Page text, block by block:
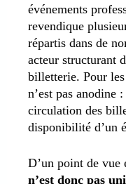
événements
revendique
répartis dans de
acteur structurant
billetterie. Pour
n’est pas anodine
circulation des
disponibilité d’un
D’un point de vue
n’est donc pas